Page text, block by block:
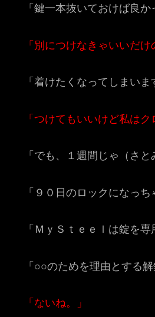
「鍵一本抜いておけば良か
「別につけなきゃいいだけ
「着けたくなってしまいま
「つけてもいいけど私は
「でも、１週間じゃ（さ
「９０日のロックになっち
「ＭｙＳｔｅｅｌは錠を
「○○のためを理由とする
「ないね。」